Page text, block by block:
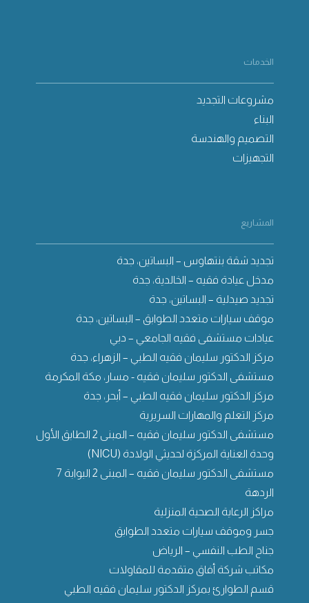
الخدمات
مشروعات التجديد
البناء
التصميم والهندسة
التجهيزات
المشاريع
تجديد شقة بنتهاوس – البساتين، جدة
مدخل عيادة فقيه – الخالدية، جدة
تجديد صيدلية – البساتين، جدة
موقف سيارات متعدد الطوابق – البساتين، جدة
عيادات مستشفى فقيه الجامعي – دبي
مركز الدكتور سليمان فقيه الطبي – الزهراء، جدة
مستشفى الدكتور سليمان فقيه - مسار، مكة المكرمة
مركز الدكتور سليمان فقيه الطبي – أبحر، جدة
مركز التعلم والمهارات السريرية
مستشفى الدكتور سليمان فقيه – المبنى 2 الطابق الأول
وحدة العناية المركزة لحديثي الولادة (NICU)
مستشفى الدكتور سليمان فقيه – المبنى 2 البوابة 7
الردهة
مراكز الرعاية الصحية المنزلية
جسر وموقف سيارات متعدد الطوابق
جناح الطب النفسي – الرياض
مكاتب شركة أفاق متقدمة للمقاولات
قسم الطوارئ بمركز الدكتور سليمان فقيه الطبي